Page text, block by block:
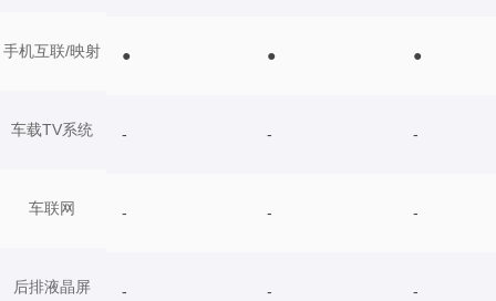
手机互联/映射
车载TV系统
车联网
后排液晶屏
● ● ●
- - -
- - -
- - -